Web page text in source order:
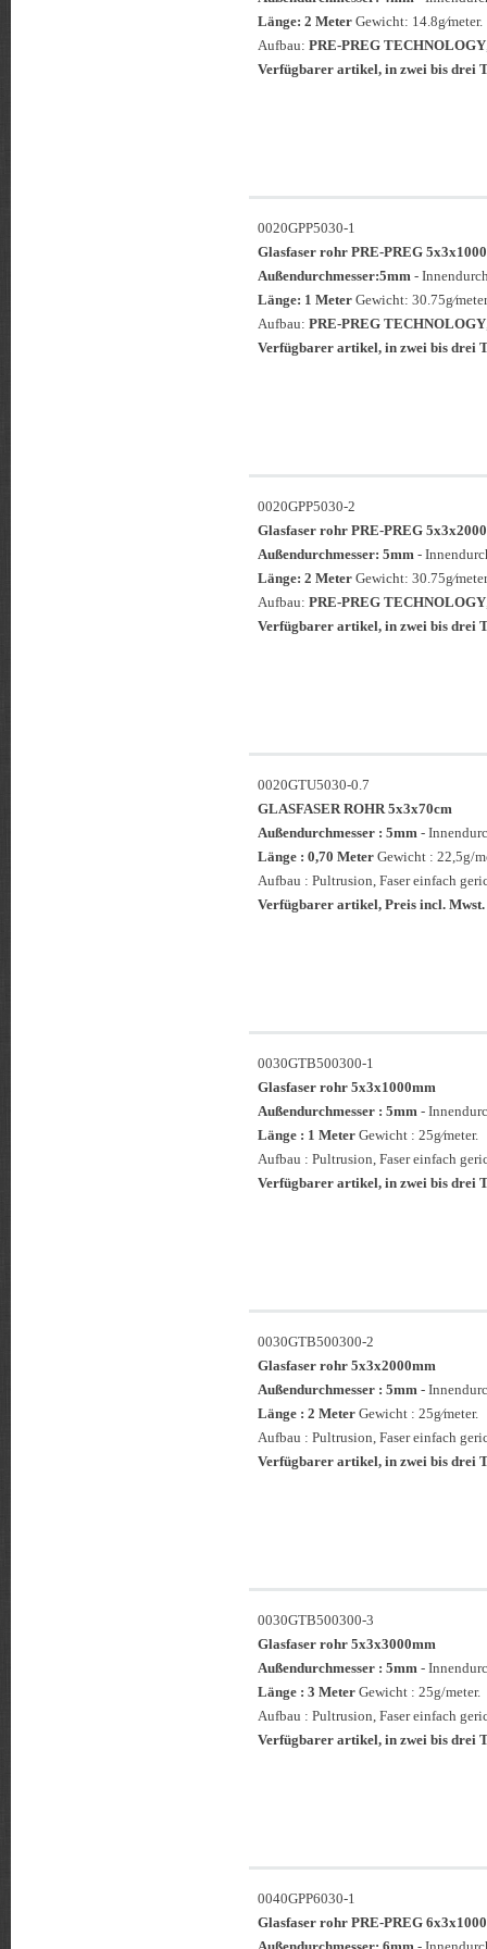
Länge: 2 Meter Gewicht: 14.8g⁄meter.
Aufbau: PRE-PREG TECHNOLOGY
Verfügbarer artikel, in zwei bis drei
0020GPP5030-1
Glasfaser rohr PRE-PREG
Außendurchmesser:5mm -
Länge: 1 Meter Gewicht:
Aufbau: PRE-PREG TECHNOLOGY
Verfügbarer artikel, in zwei bis drei
0020GPP5030-2
Glasfaser rohr PRE-PREG
Außendurchmesser: 5mm -
Länge: 2 Meter Gewicht:
Aufbau: PRE-PREG TECHNOLOGY
Verfügbarer artikel, in zwei bis drei
0020GTU5030-0.7
GLASFASER ROHR 5x3x70cm
Außendurchmesser : 5mm -
Länge : 0,70 Meter Gewicht : 22,5g/
Aufbau : Pultrusion, Faser einfach
Verfügbarer artikel, Preis incl. Mwst.
0030GTB500300-1
Glasfaser rohr 5x3x1000mm
Außendurchmesser : 5mm -
Länge : 1 Meter Gewicht : 25g⁄meter.
Aufbau : Pultrusion, Faser einfach
Verfügbarer artikel, in zwei bis drei
0030GTB500300-2
Glasfaser rohr 5x3x2000mm
Außendurchmesser : 5mm -
Länge : 2 Meter Gewicht : 25g⁄meter.
Aufbau : Pultrusion, Faser einfach
Verfügbarer artikel, in zwei bis drei
0030GTB500300-3
Glasfaser rohr 5x3x3000mm
Außendurchmesser : 5mm -
Länge : 3 Meter Gewicht : 25g/meter.
Aufbau : Pultrusion, Faser einfach
Verfügbarer artikel, in zwei bis drei
0040GPP6030-1
Glasfaser rohr PRE-PREG